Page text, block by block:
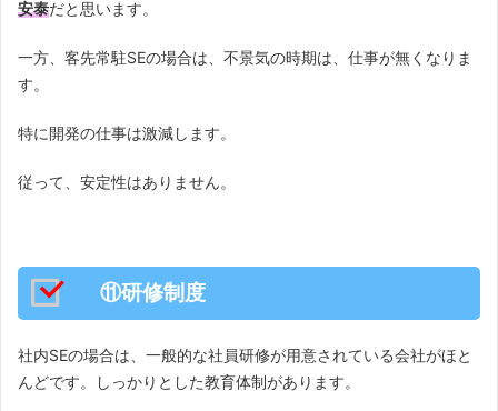
安泰だと思います。
一方、客先常駐SEの場合は、不景気の時期は、仕事が無くなりま
す。
特に開発の仕事は激減します。
従って、安定性はありません。
⑪研修制度
社内SEの場合は、一般的な社員研修が用意されている会社がほと
んどです。しっかりとした教育体制があります。